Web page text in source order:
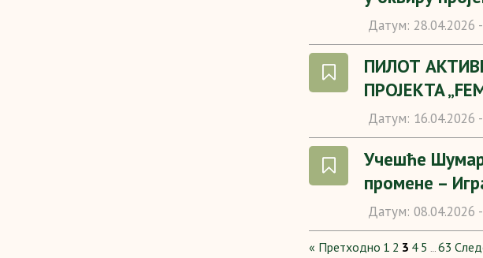
Датум: 28.04.2026 -
ПИЛОТ
ПРOJEКTA
Датум: 16.04.2026 -
Учешће
промене –
Датум: 08.04.2026 -
« Претходно 1 2 3 4 5 … 63